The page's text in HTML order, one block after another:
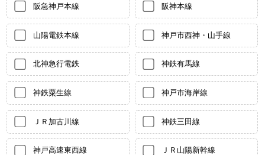
阪急神戸本線 阪神本線
山陽電鉄本線 神戸市西神・山手線
北神急行電鉄 神鉄有馬線
神鉄粟生線 神戸市海岸線
ＪＲ加古川線 神鉄三田線
神戸高速東西線 ＪＲ山陽新幹線